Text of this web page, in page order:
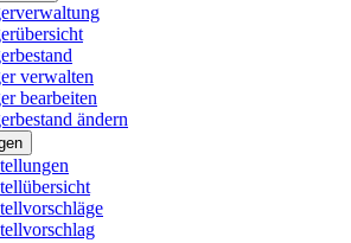
verwalten
bearbeiten
ändern